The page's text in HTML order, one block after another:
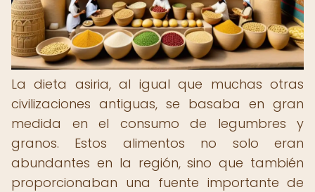
La dieta asiria, al igual que muchas otras
civilizaciones antiguas, se basaba en gran
medida en el consumo de legumbres y
granos. Estos alimentos no solo eran
abundantes en la región, sino que también
proporcionaban una fuente importante de